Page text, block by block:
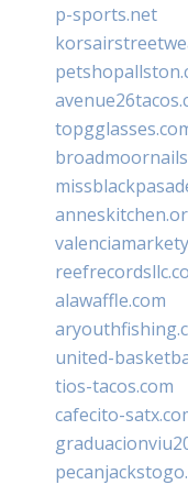
p-sports.net
alawaffle.com
united-
tios-tacos.com
cafecito-